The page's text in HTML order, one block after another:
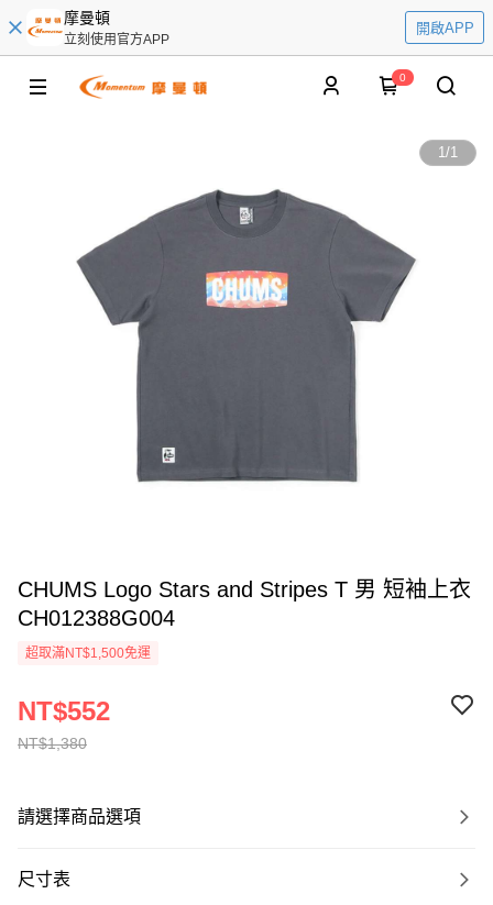
摩曼頓
立刻使用官方APP
開啟APP
0
1/1
CHUMS Logo Stars and Stripes T 男 短袖上衣
CH012388G004
超取滿NT$1,500免運
NT$1,380
NT$552
請選擇商品選項
尺寸表